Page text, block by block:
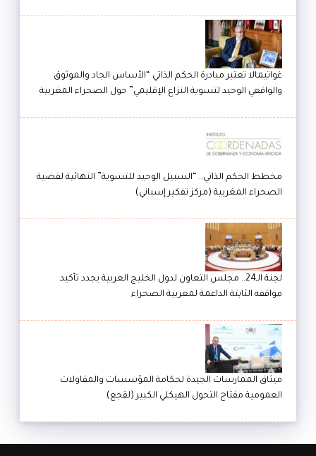
غواتيمالا تعتبر مبادرة الحكم الذاتي “الأساس الجاد والموثوق
والواقعي الوحيد لتسوية النزاع الإقليمي” حول الصحراء المغربية
مخطط الحكم الذاتي.. “السبيل الوحيد للتسوية” النهائية لقضية
الصحراء المغربية (مركز تفكير إسباني)
لجنة الـ24.. مجلس التعاون لدول الخليج العربية يجدد تأكيد
مواقفه الثابتة الداعمة لمغربية الصحراء
ميثاق الممارسات الجيدة لحكامة المؤسسات والمقاولات
العمومية مفتاح التحول الهيكلي الكبير (لقجع)